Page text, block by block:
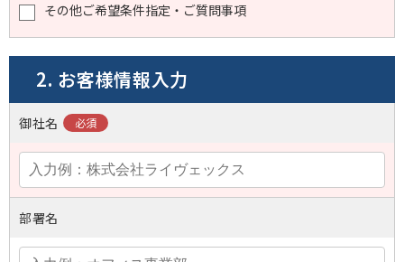
その他ご希望条件指定・ご質問事項
2. お客様情報入力
御社名
部署名